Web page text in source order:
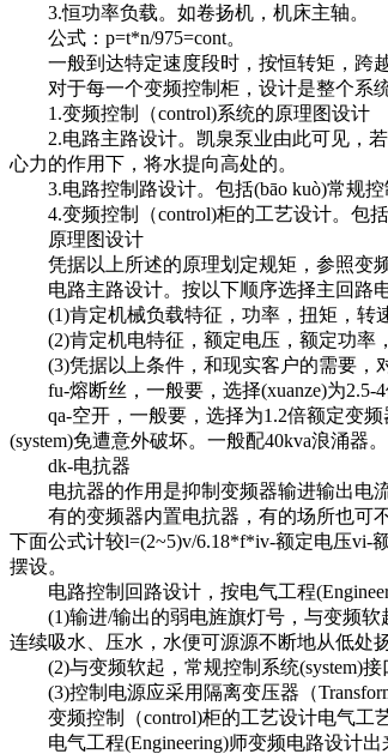
3.恒功率负载。如卷扬机，机床主轴。
公式：p=t*n/975=cont。
一般到达特定速度段时，按恒转矩，跨越
对于每一个变频控制柜，设计是整个系统
1.变频控制（control)系统的原理图设计
2.电路主路设计。凯泉泵业由此可见，若
心力的作用下，将水提向高处的。
3.电路控制路设计。包括(bāo kuò)常规控
4.变频控制（control)柜的工艺设计。包括
原理图设计
凭据以上所述的原理划定规矩，参照变频
电路主路设计。按以下顺序选择主回路电
(1)肯定机械负载特征，功率，扭矩，转
(2)肯定机电特征，额定电压，额定功率，
(3)凭据以上条件，和现实客户的需要，对
fu-熔断丝，一般要，选择(xuanze)为2.5-4
qa-空开，一般要，选择为1.2倍额定变频
(system)免遭意外破坏。一般配40kva浪涌器。
dk-电抗器
电抗器的作用是抑制变频器输进输出电流
有的变频器内置电抗器，有的场所也可不
下面公式计较l=(2~5)v/6.18*f*iv-额定电压vi-
摆设。
电路控制回路设计，按电气工程
(1)输进/输出的弱电旌旗灯号，与变频软
连续吸水、压水，水便可源源不断地从低处
(2)与变频软起，常规控制系统(system)接
(3)控制电源应采用隔离变压器（
变频控制（control)柜的工艺设计电气工
电气工程(Engineering)师变频电路设计出